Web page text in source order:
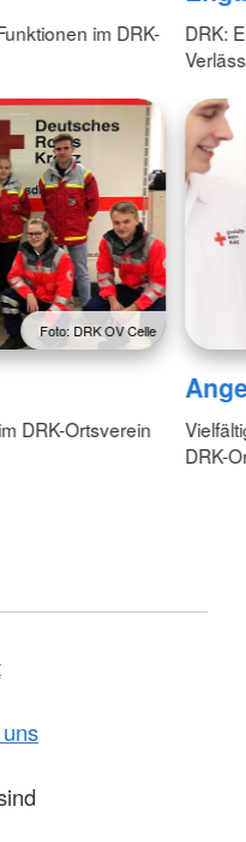
im DRK-
DRK:
Foto: DRK OV Celle
DRK-Ortsverein
DRK-